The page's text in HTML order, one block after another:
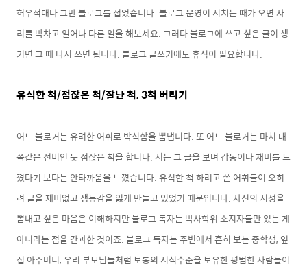
허우적대다 그만 블로그를 접었습니다. 블로그 운영이 지치는 때가 오면 자
리를 박차고 일어나 다른 일을 해보세요. 그러다 블로그에 쓰고 싶은 글이 생
기면 그 때 다시 쓰면 됩니다. 블로그 글쓰기에도 휴식이 필요합니다.
유식한 척/점잖은 척/잘난 척, 3척 버리기
어느 블로거는 유려한 어휘로 박식함을 뽐냅니다. 또 어느 블로거는 마치 대
쪽같은 선비인 듯점잖은 척을 합니다. 저는 그 글을 보며 감동이나 재미를 느
꼈다기 보다는 안타까움을 느꼈습니다. 유식한 척 하려고 쓴 어휘들이 오히
려 글을 재미없고 생동감을 잃게 만들고 있었기 때문입니다. 자신의 지성을
뽐내고 싶은 마음은 이해하지만 블로그 독자는 박사학위 소지자들만 있는 게
아니라는 점을 간과한 것이죠. 블로그 독자는 주변에서 흔히 보는 중학생, 옆
집 아주머니, 우리 부모님들처럼 보통의 지식수준을 보유한 평범한 사람들이